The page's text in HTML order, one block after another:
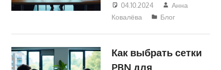
04.10.2024
Анна
Ковалёва
Блог
Как выбрать сетки
PBN для